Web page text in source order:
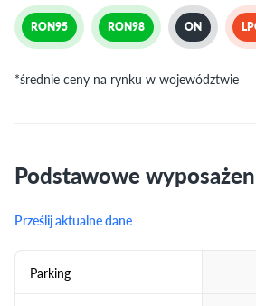
RON95 RON98 ON
*średnie ceny na rynku w województwie
Podstawowe
Prześlij aktualne dane
Parking